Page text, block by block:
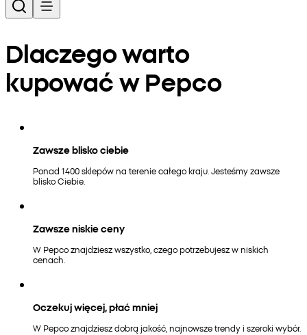
Dlaczego warto
kupować w Pepco
Zawsze blisko ciebie
Ponad 1400 sklepów na terenie całego kraju. Jesteśmy zawsze
blisko Ciebie.
Zawsze niskie ceny
W Pepco znajdziesz wszystko, czego potrzebujesz w niskich
cenach.
Oczekuj więcej, płać mniej
W Pepco znajdziesz dobrą jakość, najnowsze trendy i szeroki wybór.